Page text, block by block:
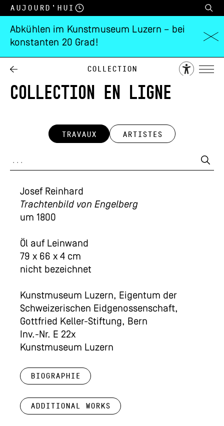
Aujourd’hui
Abkühlen im Kunstmuseum Luzern – bei
konstanten 20 Grad!
Collection
COLLECTION EN LIGNE
TRAVAUX ARTISTES
Josef Reinhard
Trachtenbild von Engelberg
um 1800
Öl auf Leinwand
79 x 66 x 4 cm
nicht bezeichnet
Kunstmuseum Luzern, Eigentum der
Schweizerischen Eidgenossenschaft,
Gottfried Keller-Stiftung, Bern
Inv.-Nr. E 22x
Kunstmuseum Luzern
Biographie
Additional works